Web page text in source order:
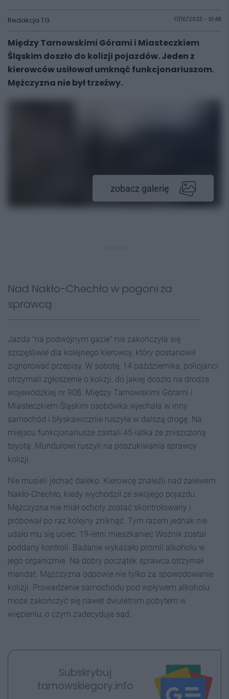
Redakcja TG 17/10/2023 - 10:48
Między Tarnowskimi Górami i Miasteczkiem
Śląskim doszło do kolizji pojazdów. Jeden z
kierowców usiłował umknąć funkcjonariuszom.
Mężczyzna nie był trzeźwy.
zobacz galerię
Nad Nakło-Chechło w pogoni za
sprawcą
Jazda "na podwójnym gazie" nie zakończyła się
szczęśliwie dla kolejnego kierowcy, który postanowił
zignorować przepisy. W sobotę, 14 października, policjanci
otrzymali zgłoszenie o kolizji, do jakiej doszło na drodze
wojewódzkiej nr 908. Między Tarnowskimi Górami i
Miasteczkiem Śląskim osobówka wjechała w inny
samochód i błyskawicznie ruszyła w dalszą drogę. Na
miejscu funkcjonariusze zastali 45-latka ze zniszczoną
toyotą. Mundurowi ruszyli na poszukiwania sprawcy
kolizji.
Nie musieli jechać daleko. Kierowcę znaleźli nad zalewem
Nakło-Chechło, kiedy wychodził ze swojego pojazdu.
Mężczyzna nie miał ochoty zostać skontrolowany i
próbował po raz kolejny zniknąć. Tym razem jednak nie
udało mu się uciec. 19-letni mieszkaniec Woźnik został
poddany kontroli. Badanie wykazało promil alkoholu w
jego organizmie. Na dobry początek sprawca otrzymał
mandat. Mężczyzna odpowie nie tylko za spowodowanie
kolizji. Prowadzenie samochodu pod wpływem alkoholu
może zakończyć się nawet dwuletnim pobytem w
więzieniu, o czym zadecyduje sąd.
Subskrybuj
tarnowskiegory.info